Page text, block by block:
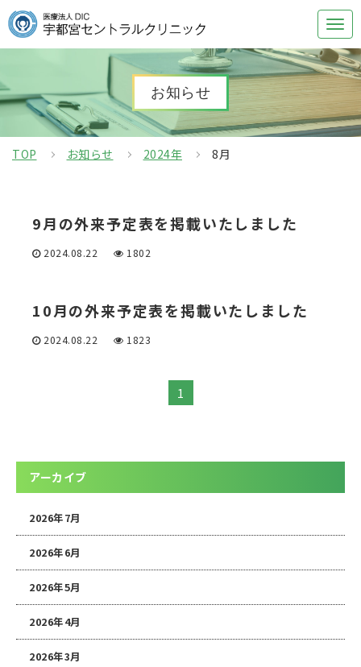
お知らせ
TOP お知らせ 2024年 8月
9月の外来予定表を掲載いたしました
2024.08.22 1802
10月の外来予定表を掲載いたしました
2024.08.22 1823
1
アーカイブ
2026年7月
2026年6月
2026年5月
2026年4月
2026年3月